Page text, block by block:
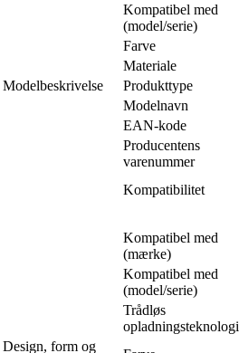
Kompatibel med
(model/serie)
Farve
Materiale
Modelbeskrivelse
Produkttype
Modelnavn
EAN-kode
Producentens
varenummer
Kompatibilitet
Kompatibel med
(mærke)
Kompatibel med
(model/serie)
Trådløs
opladningsteknologi
Design, form og